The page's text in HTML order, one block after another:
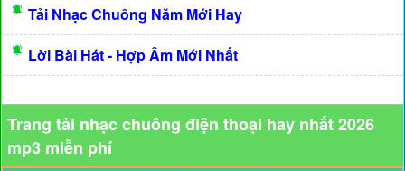
Tải Nhạc Chuông Năm Mới Hay
Lời Bài Hát - Hợp Âm Mới Nhất
Trang tải nhạc chuông điện thoại hay nhất 2026
mp3 miễn phí